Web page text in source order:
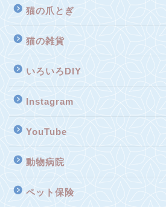
猫の爪とぎ
猫の雑貨
いろいろDIY
Instagram
YouTube
動物病院
ペット保険